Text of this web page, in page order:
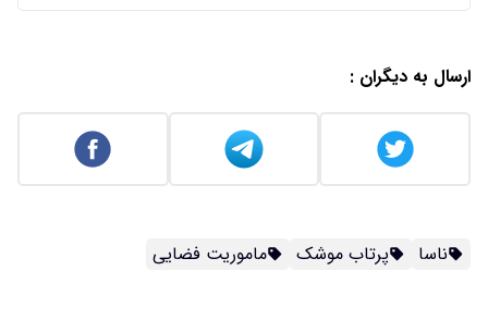
ارسال به دیگران :
ناسا پرتاب موشک ماموریت فضایی